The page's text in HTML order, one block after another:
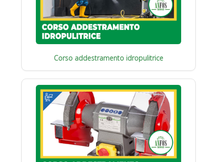
Corso addestramento idropulitrice